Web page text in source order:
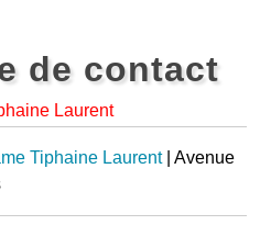
de contact
Laurent
Tiphaine Laurent| Avenue